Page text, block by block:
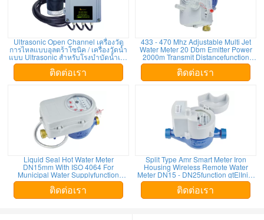
Ultrasonic Open Channel เครื่องวัด
การไหลแบบอุลตร้าโซนิค / เครื่องวัดน้ำ
แบบ Ultrasonic สำหรับโรงบำบัดน้ำเสีย
STP 200m3 / H
ติดต่อเรา
433 - 470 Mhz Adjustable Multi Jet
Water Meter 20 Dbm Emitter Power
2000m Transmit Distancefunction
gtElInit() {var lib = new
'th', function () {});}
ติดต่อเรา
Liquid Seal Hot Water Meter
DN15mm With ISO 4064 For
Municipal Water Supplyfunction
gtElInit() {var lib = new
google.translate.TranslateService();lib.translatePage('en',
'th', function () {});}
ติดต่อเรา
Split Type Amr Smart Meter Iron
Housing Wireless Remote Water
Meter DN15 - DN25function gtElInit()
{var lib = new
'th', function () {});}
ติดต่อเรา